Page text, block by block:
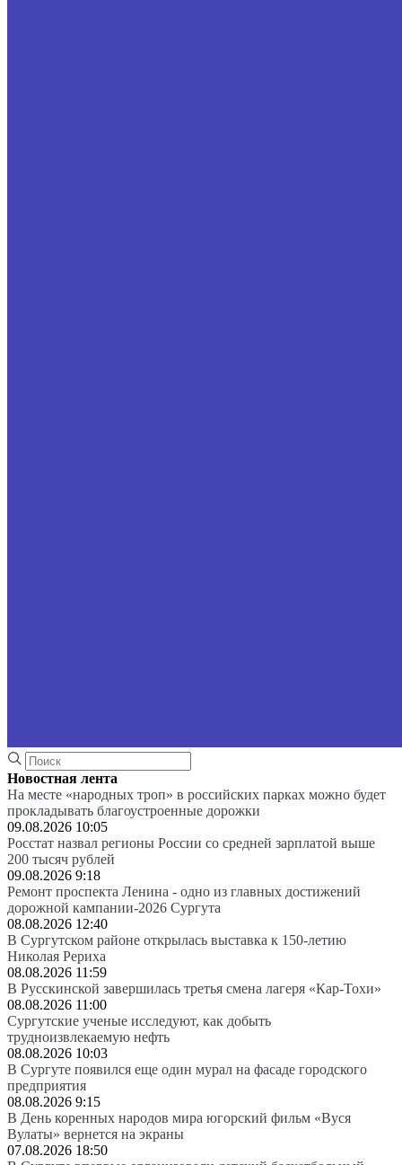
Новостная лента
На месте «народных троп» в российских парках можно будет
прокладывать благоустроенные дорожки
09.08.2026 10:05
Росстат назвал регионы России со средней зарплатой выше
200 тысяч рублей
09.08.2026 9:18
Ремонт проспекта Ленина - одно из главных достижений
дорожной кампании-2026 Сургута
08.08.2026 12:40
В Сургутском районе открылась выставка к 150-летию
Николая Рериха
08.08.2026 11:59
В Русскинской завершилась третья смена лагеря «Кар-Тохи»
08.08.2026 11:00
Сургутские ученые исследуют, как добыть
трудноизвлекаемую нефть
08.08.2026 10:03
В Сургуте появился еще один мурал на фасаде городского
предприятия
08.08.2026 9:15
В День коренных народов мира югорский фильм «Вуся
Вулаты» вернется на экраны
07.08.2026 18:50